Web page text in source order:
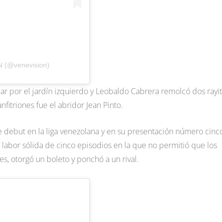
(@venevision)
por el jardín izquierdo y Leobaldo Cabrera remolcó dos
fue el abridor Jean Pinto.
en la liga venezolana y en su presentación número
sólida de cinco episodios en la que no permitió que los
otorgó un boleto y ponchó a un rival.